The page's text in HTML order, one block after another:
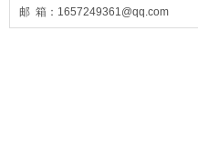
邮 箱：1657249361@qq.com